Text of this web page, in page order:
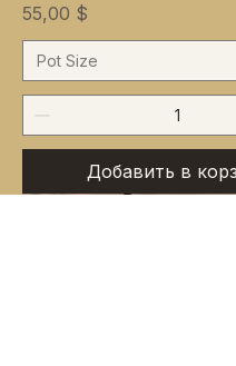
Цена
55,00 $
Добавить в